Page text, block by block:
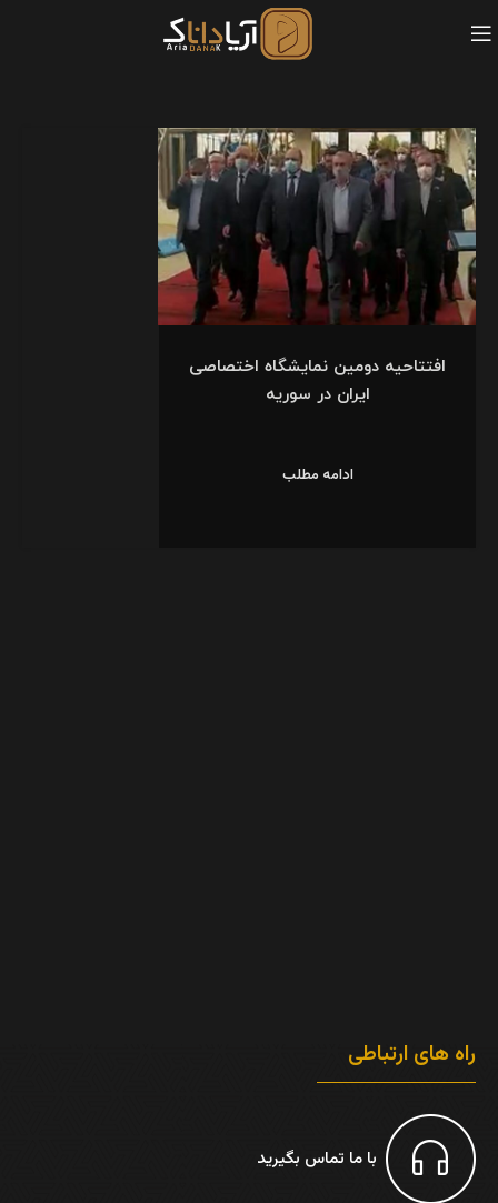
افتتاحیه دومین نمایشگاه اختصاصی
ایران در سوریه
ادامه مطلب
راه های ارتباطی
با ما تماس بگیرید